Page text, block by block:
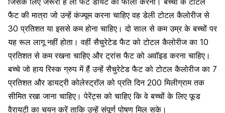
फैट की मात्रा जो उन्हें कंज्यूम करना चाहिए वह डेली टोटल कैलोरीज से
30 प्रतिशत या इससे कम होना चाहिए। दो साल से कम उम्र के बच्चों पर
यह रूल लागू नहीं होता। वहीं सैचुरेटेड फैट को टोटल कैलोरीज का 10
प्रतिशत से कम रखना चाहिए और ट्रांस फैट को अवॉइड करना चाहिए।
बच्चे जो हाय रिस्क ग्रुप में हैं उन्हें सैचुरेटेड फैट को टोटल कैलोरीज का 7
प्रतिशत और डायट्री कोलेस्ट्रॉल को प्रति दिन 200 मिलीग्राम तक
सीमित रखा जाना चाहिए। पेरेंट्स को चाहिए कि वे बच्चों के लिए फूड
वैरायटी का चयन करें ताकि उन्हें संपूर्ण पोषण मिल सके।